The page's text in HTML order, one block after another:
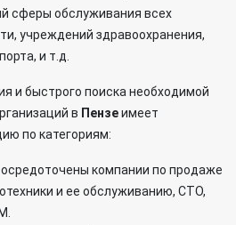
сферы обслуживания всех
учреждений здравоохранения,
и т.д.
и быстрого поиска необходимой
в Пензеимеет
по категориям:
компании по продаже
и ее обслуживанию, СТО,